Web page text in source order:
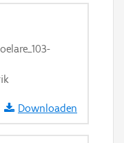
Downloaden